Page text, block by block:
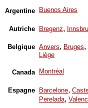
Argentine Buenos Aires
Autriche Bregenz,
Belgique Anvers, Bruges,
Liège
Canada Montréal
Espagne Barcelone,
Perelada,